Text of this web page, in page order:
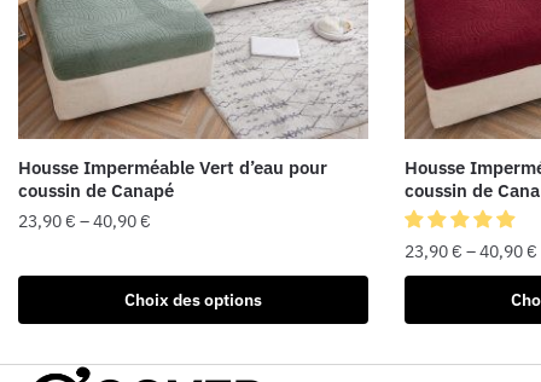
Housse Imperméable Vert d’eau pour
coussin de Canapé
23,90€ –40,90€
Choix des options
Housse
coussin de
23,90€ –40,90€